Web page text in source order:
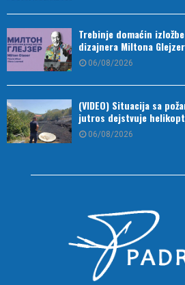
Trebinje domaćin
dizajnera Miltona
06/08/2026
(VIDEO) Situacija sa
jutros dejstvuje
06/08/2026